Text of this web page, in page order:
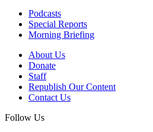
Podcasts
Special Reports
Morning Briefing
About Us
Donate
Staff
Republish Our Content
Contact Us
Follow Us